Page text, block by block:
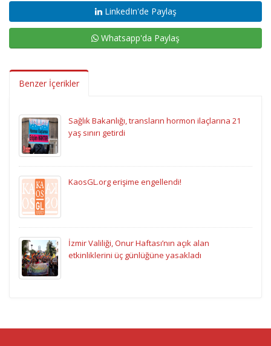
LinkedIn'de Paylaş
Whatsapp'da Paylaş
Benzer İçerikler
Sağlık Bakanlığı, transların hormon ilaçlarına 21
yaş sınırı getirdi
KaosGL.org erişime engellendi!
İzmir Valiliği, Onur Haftası’nın açık alan
etkinliklerini üç günlüğüne yasakladı